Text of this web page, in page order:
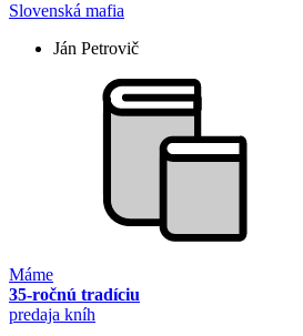
Slovenská mafia
Ján Petrovič
Máme
35-ročnú tradíciu
predaja kníh